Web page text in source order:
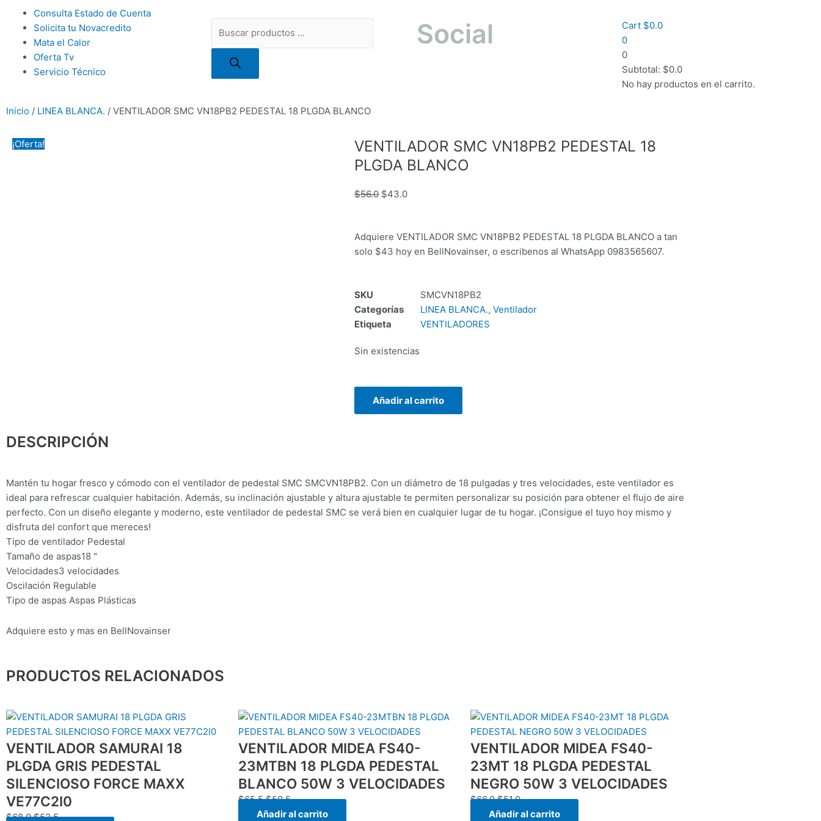
contenido
Main
Menu
Consulta Estado de Cuenta
Solicita tu Novacredito
Mata el Calor
Oferta Tv
Servicio Técnico
de
Social Cart $0.0
0
0
Subtotal: $0.0
No hay productos en el carrito.
Inicio / LINEA BLANCA. / VENTILADOR SMC VN18PB2 PEDESTAL 18 PLGDA BLANCO
¡Oferta!
VENTILADOR SMC VN18PB2 PEDESTAL 18
PLGDA BLANCO
$56.0 El
era:
$56.0.
$43.0El
es:
$43.0.
Adquiere VENTILADOR SMC VN18PB2 PEDESTAL 18 PLGDA BLANCO a tan
solo $43 hoy en BellNovainser, o escribenos al WhatsApp 0983565607.
SKU
SMCVN18PB2
Categorías
LINEA BLANCA., Ventilador
Etiqueta
VENTILADORES
Sin existencias
TERRAX
cantidad
Añadir al carrito
DESCRIPCIÓN
Mantén tu hogar fresco y cómodo con el ventilador de pedestal SMC SMCVN18PB2. Con un diámetro de 18 pulgadas y tres velocidades, este ventilador es
ideal para refrescar cualquier habitación. Además, su inclinación ajustable y altura ajustable te permiten personalizar su posición para obtener el flujo de aire
perfecto. Con un diseño elegante y moderno, este ventilador de pedestal SMC se verá bien en cualquier lugar de tu hogar. ¡Consigue el tuyo hoy mismo y
disfruta del confort que mereces!
Tipo de ventilador Pedestal
Tamaño de aspas18 "
Velocidades3 velocidades
Oscilación Regulable
Tipo de aspas Aspas Plásticas
Adquiere esto y mas en BellNovainser
PRODUCTOS RELACIONADOS
VENTILADOR SAMURAI 18
PLGDA GRIS PEDESTAL
SILENCIOSO FORCE MAXX
VE77C2I0
$68.0
El
precio
original
era:
$68.0.
$52.5
El
precio
actual
es:
$52.5.
VENTILADOR MIDEA FS40-
23MTBN 18 PLGDA PEDESTAL
BLANCO 50W 3 VELOCIDADES
$65.5
El
precio
original
era:
$50.5
El
precio
actual
es:
$50.5.
Añadir al carrito
VENTILADOR MIDEA FS40-
23MT 18 PLGDA PEDESTAL
NEGRO 50W 3 VELOCIDADES
$66.0
El
precio
original
era:
$51.0
El
precio
actual
es:
$51.0.
Añadir al carrito